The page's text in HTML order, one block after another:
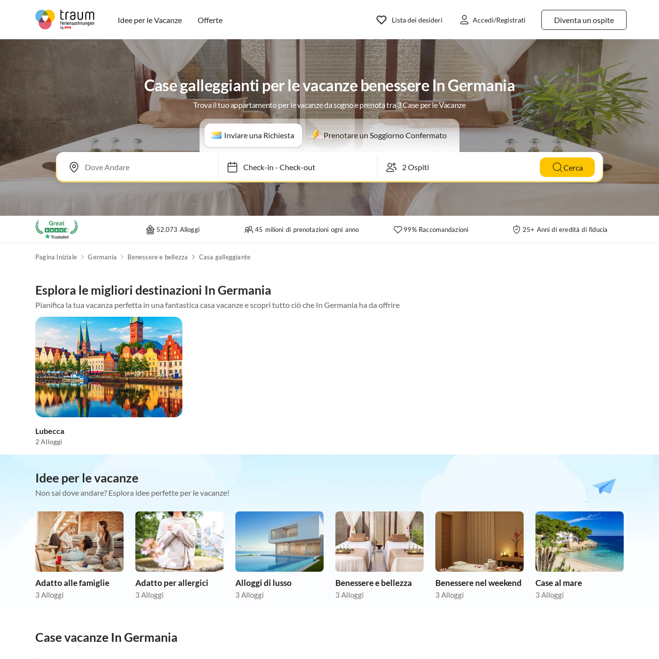
Idee per le Vacanze Offerte Diventa un ospite
Lista dei desideri Accedi/Registrati
Case galleggianti per le vacanze benessere In Germania
Trova il tuo appartamento per le vacanze da sogno e prenota tra 3 Case per le Vacanze
Inviare una Richiesta Prenotare un Soggiorno Confermato
Check-in- Check-out Cerca
52.073 Alloggi 45 milioni di prenotazioni ogni anno 99% Raccomandazioni 25+ Anni di eredità di fiducia
Pagina Iniziale Germania Benessere e bellezza Casa galleggiante
Esplora le migliori destinazioni In Germania
Pianifica la tua vacanza perfetta in una fantastica casa vacanze e scopri tutto ciò che In Germania ha da offrire
Lubecca
2 Alloggi
Idee per le vacanze
Non sai dove andare? Esplora idee perfette per le vacanze!
Adatto alle famiglie
3 Alloggi
Adatto per allergici
3 Alloggi
Alloggi di lusso
3 Alloggi
Benessere e bellezza
3 Alloggi
Benessere nel weekend
3 Alloggi
Case al mare
3 Alloggi
Case vacanze In Germania